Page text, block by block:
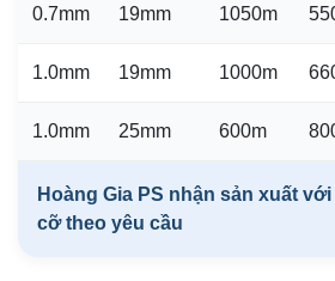
0.7mm 19mm 1050m
1.0mm 19mm 1000m
1.0mm 25mm 600m
Hoàng Gia PS nhận sản xuất
cỡ theo yêu cầu